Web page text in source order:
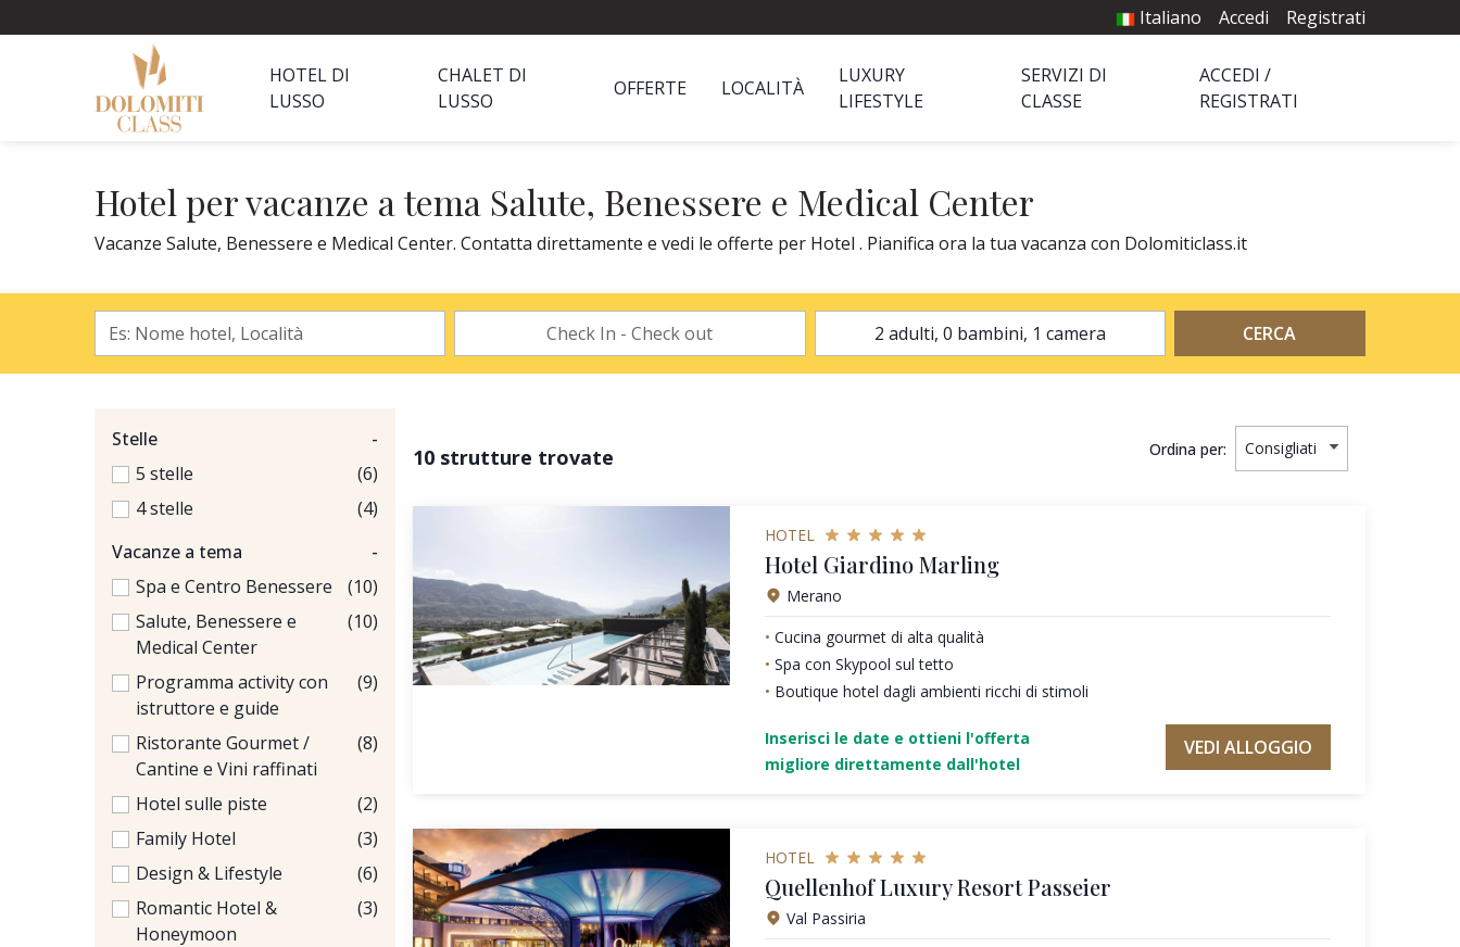
Italiano Accedi Registrati
HOTEL DI
LUSSO
CHALET DI
LUSSO
OFFERTE LOCALITÀ
LUXURY
LIFESTYLE
SERVIZI DI
CLASSE
ACCEDI /
REGISTRATI
Hotel per vacanze a tema Salute, Benessere e Medical Center
Vacanze Salute, Benessere e Medical Center. Contatta direttamente e vedi le offerte per Hotel . Pianifica ora la tua vacanza con Dolomiticlass.it
2 adulti, 0 bambini, 1 camera CERCA
Stelle
-
5 stelle
(6)
4 stelle
(4)
Vacanze a tema
-
Spa e Centro Benessere
(10)
Salute, Benessere e
Medical Center
(10)
Programma activity con
istruttore e guide
(9)
Ristorante Gourmet /
Cantine e Vini raffinati
(8)
Hotel sulle piste
(2)
Family Hotel
(3)
Design & Lifestyle
(6)
Romantic Hotel &
Honeymoon
(3)
10 strutture trovate Ordina per:
HOTEL
Hotel Giardino Marling
Merano
Cucina gourmet di alta qualità
Spa con Skypool sul tetto
Boutique hotel dagli ambienti ricchi di stimoli
Inserisci le date e ottieni l'offerta
migliore direttamente dall'hotel
VEDI ALLOGGIO
HOTEL
Quellenhof Luxury Resort Passeier
Val Passiria